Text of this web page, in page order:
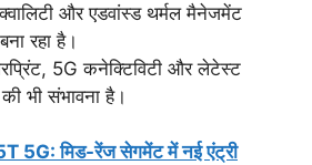
और एडवांस्ड थर्मल मैनेजमेंट
रहा है।
5G कनेक्टिविटी और लेटेस्ट
भी संभावना है।
5G: मिड-रेंज सेगमेंट में नई एंट्री